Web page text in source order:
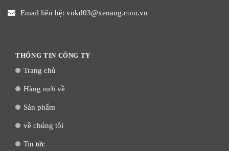
Email liên hệ: vnkd03@xenang.com.vn
THÔNG TIN CÔNG TY
Trang chủ
Hàng mới về
Sản phẩm
về chúng tôi
Tin tức